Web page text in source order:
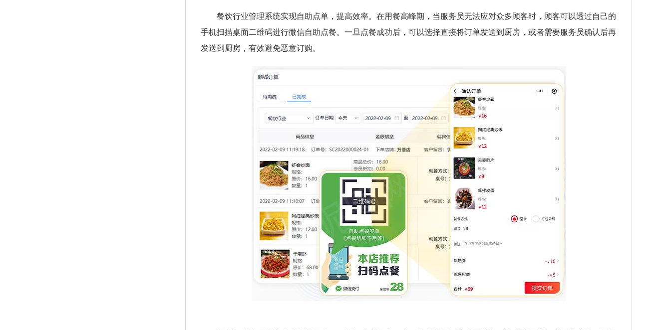
餐饮行业管理系统实现自助点单，提高效率。在用餐高峰期，当服务员无法应对众多顾客时，顾客可以透过自己的
手机扫描桌面二维码进行微信自助点餐。一旦点餐成功后，可以选择直接将订单发送到厨房，或者需要服务员确认后再
发送到厨房，有效避免恶意订购。